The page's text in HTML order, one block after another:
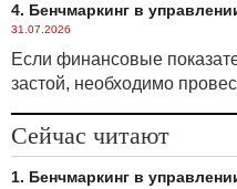
4. Бенчмаркинг в
31.07.2026
Если финансовые
застой, необходимо
Сейчас читают
1. Бенчмаркинг в